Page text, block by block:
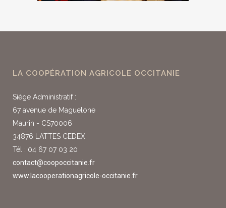
LA COOPÉRATION AGRICOLE OCCITANIE
Siège Administratif :
67 avenue de Maguelone
Maurin - CS70006
34876 LATTES CEDEX
Tél : 04 67 07 03 20
contact@coopoccitanie.fr
www.lacooperationagricole-occitanie.fr